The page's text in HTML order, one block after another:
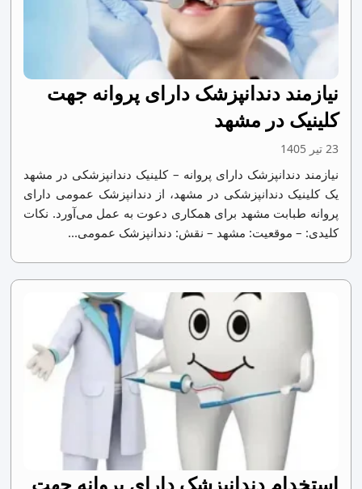
نیازمند دندانپزشک دارای پروانه جهت
کلینیک در مشهد
23 تیر 1405
نیازمند دندانپزشک دارای پروانه – کلینیک دندانپزشکی در مشهد
یک کلینیک دندانپزشکی در مشهد، از دندانپزشک عمومی دارای
پروانه طبابت مشهد برای همکاری دعوت به عمل می‌آورد. نکات
کلیدی: – موقعیت: مشهد – نقش: دندانپزشک عمومی...
استخدام دندانپزشک دارای پروانه جهت